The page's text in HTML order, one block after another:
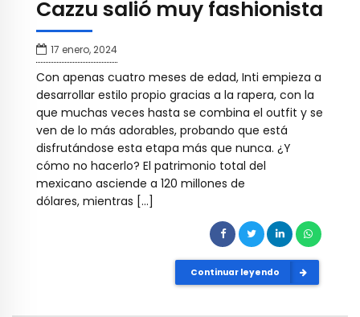
Cazzu salió muy fashionista
17 enero, 2024
Con apenas cuatro meses de edad, Inti empieza a
desarrollar estilo propio gracias a la rapera, con la
que muchas veces hasta se combina el outfit y se
ven de lo más adorables, probando que está
disfrutándose esta etapa más que nunca. ¿Y
cómo no hacerlo? El patrimonio total del
mexicano asciende a 120 millones de
dólares, mientras […]
Continuar leyendo